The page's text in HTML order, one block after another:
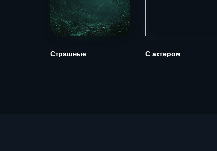
Страшные С актером